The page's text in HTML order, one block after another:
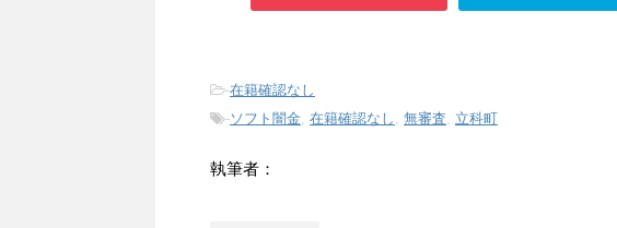
-在籍確認なし
-ソフト闇金, 在籍確認なし , 無審査, 立科町
執筆者：